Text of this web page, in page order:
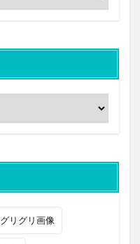
グリグリ画像